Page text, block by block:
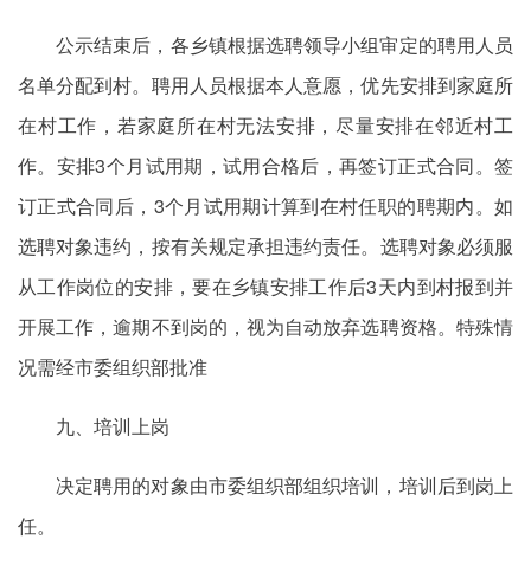
公示结束后，各乡镇根据选聘领导小组审定的聘用人员
名单分配到村。聘用人员根据本人意愿，优先安排到家庭所
在村工作，若家庭所在村无法安排，尽量安排在邻近村工
作。安排3个月试用期，试用合格后，再签订正式合同。签
订正式合同后，3个月试用期计算到在村任职的聘期内。如
选聘对象违约，按有关规定承担违约责任。选聘对象必须服
从工作岗位的安排，要在乡镇安排工作后3天内到村报到并
开展工作，逾期不到岗的，视为自动放弃选聘资格。特殊情
况需经市委组织部批准
九、培训上岗
决定聘用的对象由市委组织部组织培训，培训后到岗上
任。